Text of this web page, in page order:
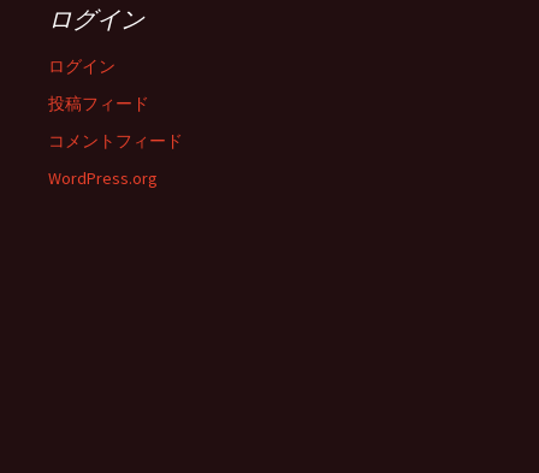
ログイン
ログイン
投稿フィード
コメントフィード
WordPress.org